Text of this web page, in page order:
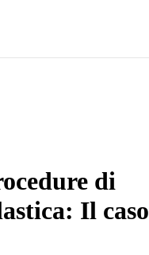
di
Il caso